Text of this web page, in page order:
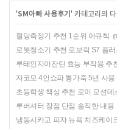
'SM아빠 사용후기 ' 카테고리의
혈당측정기 추천 1순위 아큐첵
로봇청소기 추천 로보락 S7 플
루테인지아잔틴 효능 부작용 추
자코모 4인쇼파 통가죽 5년 사용
초등학생 책상 추천 로이 모션데
루버셔터 장점 단점 솔직한 내용
냉동시카고 피자 뉴욕 치즈케이